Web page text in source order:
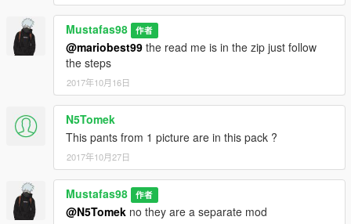
Mustafas98 作者
@mariobest99 the read me is in the zip just follow
the steps
2017年10月16日
N5Tomek
This pants from 1 picture are in this pack ?
2017年10月27日
Mustafas98 作者
@N5Tomek no they are a separate mod